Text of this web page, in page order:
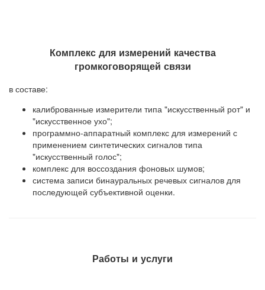
Комплекс для измерений качества
громкоговорящей связи
в составе:
калиброванные измерители типа "искусственный рот" и
"искусственное ухо";
программно-аппаратный комплекс для измерений с
применением синтетических сигналов типа
"искусственный голос";
комплекс для воссоздания фоновых шумов;
система записи бинауральных речевых сигналов для
последующей субъективной оценки.
Работы и услуги